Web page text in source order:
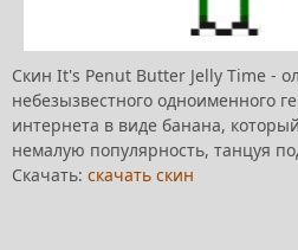
Скин It's Penut Butter Jelly Time -
небезызвестного одноименного
интернета в виде банана,
немалую популярность, танцуя
Скачать: скачать скин